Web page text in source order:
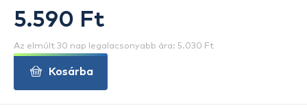
5.590 Ft
Az elmúlt 30 nap legalacsonyabb ára: 5.030 Ft
Kosárba